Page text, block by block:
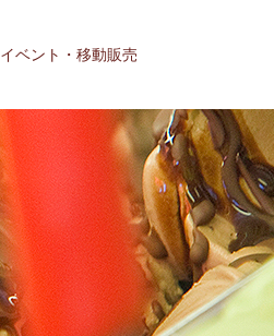
イベント・移動販売